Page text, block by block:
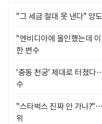
"그 세금 절대 못 낸다" 양
"엔비디아에 올인했는데
한 변수
'중동 천궁' 제대로 터졌다
수
"스타벅스 진짜 안 가나
위